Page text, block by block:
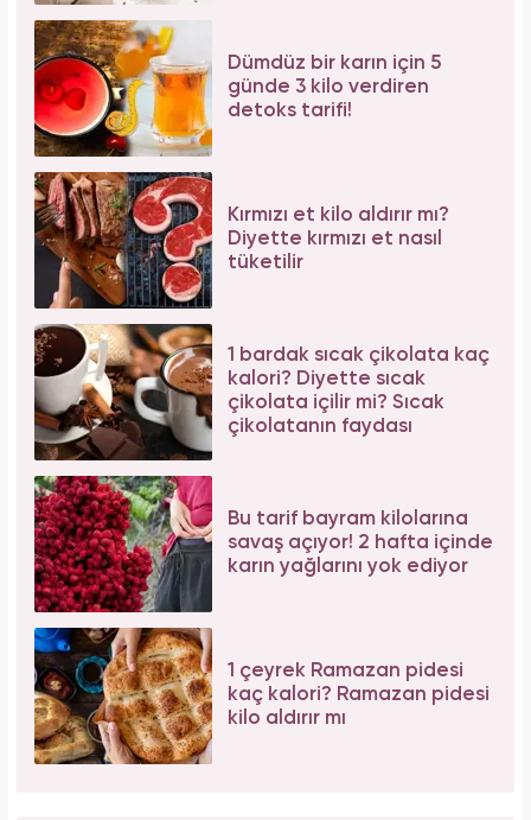
Dümdüz bir karın için 5
günde 3 kilo verdiren
detoks tarifi!
Kırmızı et kilo aldırır mı?
Diyette kırmızı et nasıl
tüketilir
1 bardak sıcak çikolata kaç
kalori? Diyette sıcak
çikolata içilir mi? Sıcak
çikolatanın faydası
Bu tarif bayram kilolarına
savaş açıyor! 2 hafta içinde
karın yağlarını yok ediyor
1 çeyrek Ramazan pidesi
kaç kalori? Ramazan pidesi
kilo aldırır mı